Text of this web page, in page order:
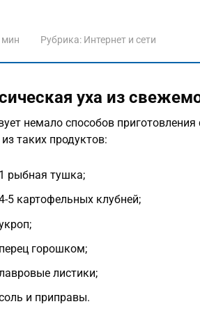
мин Рубрика: Интернет и сети
уха из
немало способов
таких продуктов:
1 рыбная тушка;
5 картофельных клубней;
перец горошком;
листики;
и приправы.